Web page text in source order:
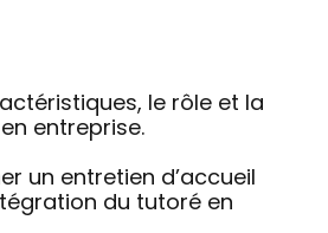
le rôle et la
entreprise.
un entretien d’accueil
du tutoré en